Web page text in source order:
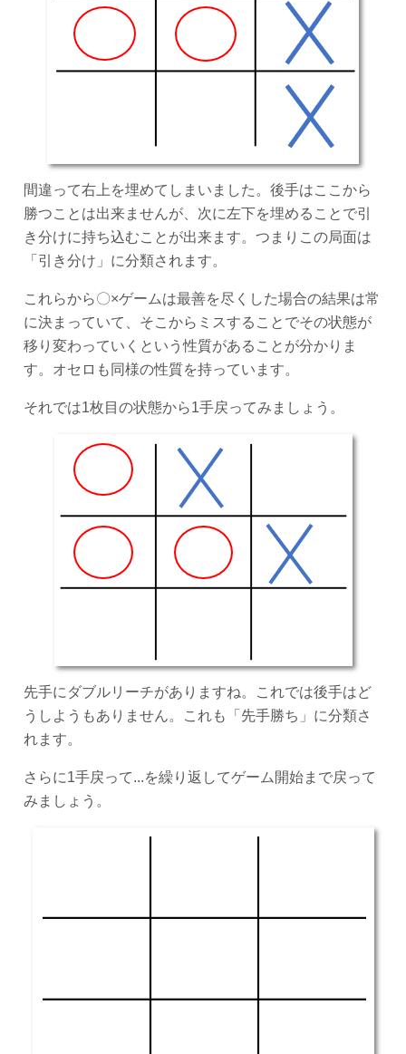
間違って右上を埋めてしまいました。後手はここから
勝つことは出来ませんが、次に左下を埋めることで引
き分けに持ち込むことが出来ます。つまりこの局面は
「引き分け」に分類されます。
これらから〇×ゲームは最善を尽くした場合の結果は常
に決まっていて、そこからミスすることでその状態が
移り変わっていくという性質があることが分かりま
す。オセロも同様の性質を持っています。
それでは1枚目の状態から1手戻ってみましょう。
先手にダブルリーチがありますね。これでは後手はど
うしようもありません。これも「先手勝ち」に分類さ
れます。
さらに1手戻って...を繰り返してゲーム開始まで戻って
みましょう。